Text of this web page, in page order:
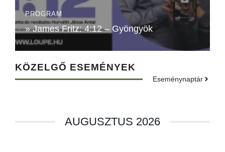
PROGRAM
» James Fritz: 4:12 – Gyöngyök
KÖZELGŐ ESEMÉNYEK
Eseménynaptár
AUGUSZTUS 2026